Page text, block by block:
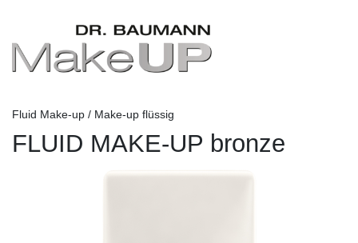
Fluid Make-up / Make-up flüssig
FLUID MAKE-UP bronze